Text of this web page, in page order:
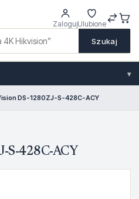
Szukaj
ZalogujUlubione
▾
DS-1280ZJ-S-428C-ACY
S-428C-ACY